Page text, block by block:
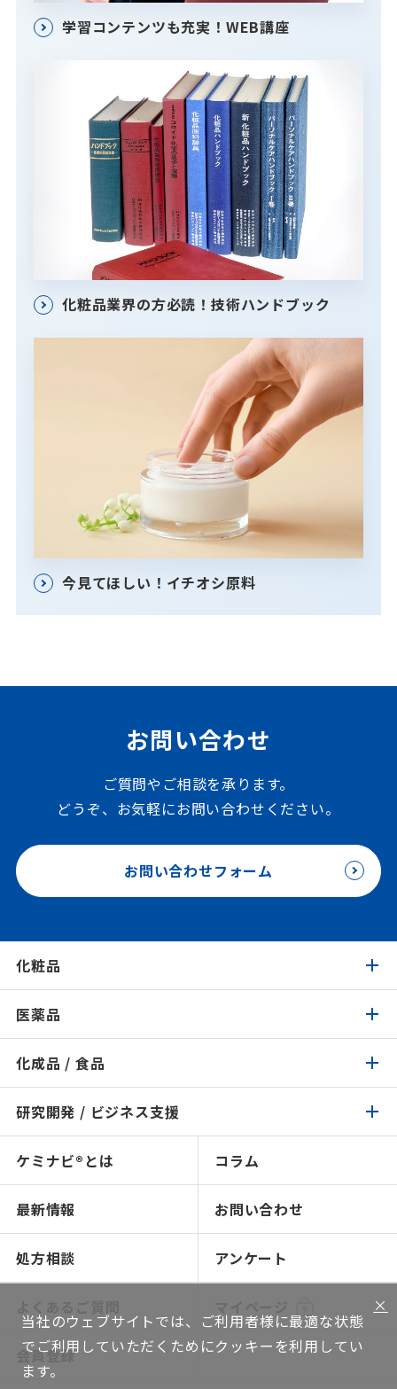
学習コンテンツも充実！WEB講座
化粧品業界の方必読！技術ハンドブック
今見てほしい！イチオシ原料
お問い合わせ
ご質問やご相談を承ります。
どうぞ、お気軽にお問い合わせください。
お問い合わせフォーム
化粧品
化粧品トップ
製品検索
イチオシ原料
認証 / サステナビリティ
感触で選ぶ
NIKO-BEAUTY（コンセプト＆処方提案）
医薬品
医薬品トップ
製品検索
イチオシ原料
処方検索
化成品 / 食品
化成品 / 食品トップ
製品検索
ソリューション技術
研究開発 / ビジネス支援
研究開発 / ビジネス支援トップ
人材育成～開放研究室
ショールームのご紹介
ソリューション提案
グローバルネットワーク
機能評価
ケミナビ®とは コラム
最新情報 お問い合わせ
処方相談 アンケート
会員登録
×
当社のウェブサイトでは、ご利用者様に最適な状態
でご利用していただくためにクッキーを利用してい
ます。